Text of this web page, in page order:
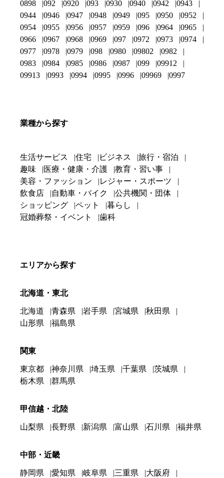
0898
092 0920 093 0930 0940 0942
0943
0944
0946 0947 0948 0949 095 0950
0952
0954
0955 0956 0957 0959 096 0964
0965
0966
0967 0968 0969 097 0972 0973
0974
0977
0978 0979 098 0980 09802
0982
0983
0984 0985 0986 0987 099
09912
09913
0993 0994 0995 0996 09969 0997
業種から探す
生活サービス 住宅 ビジネス
旅行・宿泊
趣味
医療・健康・介護
教育・習い事
美容・ファッション
レジャー・スポーツ
飲食店
自動車・バイク
公共機関・団体
ショッピング
ペット
暮らし
冠婚葬祭・イベント
歯科
エリアから探す
北海道・東北
北海道 青森県 岩手県 宮城県
秋田県
山形県
福島県
関東
東京都 神奈川県 埼玉県 千葉県
茨城県
栃木県
群馬県
甲信越・北陸
山梨県 長野県 新潟県 富山県 石川県 福井県
中部・近畿
静岡県 愛知県 岐阜県 三重県
大阪府